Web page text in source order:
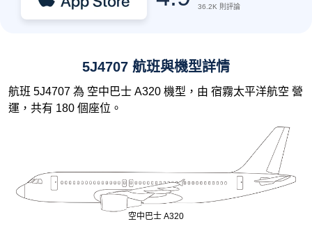
36.2K 則評論
5J4707 航班與機型詳情
航班 5J4707 為 空中巴士 A320 機型，由 宿霧太平洋航空 營
運，共有 180 個座位。
空中巴士 A320